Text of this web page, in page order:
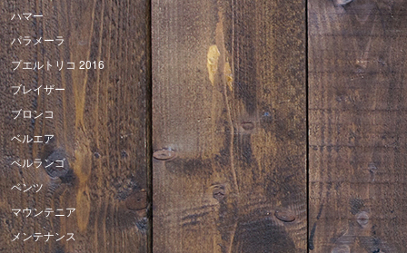
ハマー
パラメーラ
プエルトリコ 2016
ブレイザー
ブロンコ
ベルエア
ベルランゴ
ベンツ
マウンテニア
メンテナンス